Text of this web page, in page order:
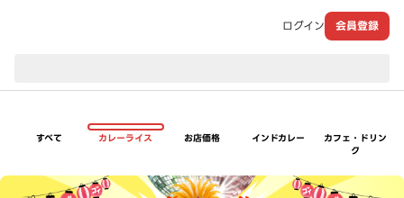
ログイン 会員登録
すべて カレーライス お店価格 インドカレー
カフェ・ドリン
ク
超ゴイゴイヤスー夏祭